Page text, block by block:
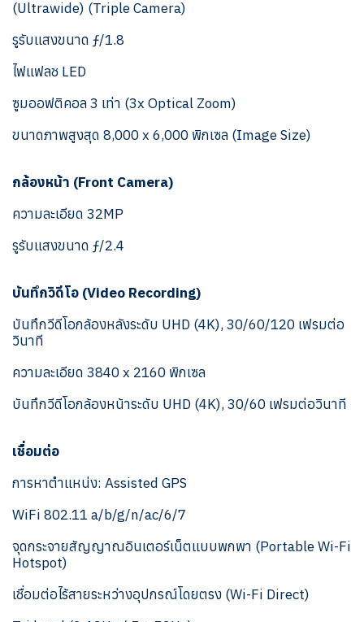
(Ultrawide) (Triple Camera)
รูรับแสงขนาด ƒ/1.8
ไฟแฟลช LED
ซูมออฟติคอล 3 เท่า (3x Optical Zoom)
ขนาดภาพสูงสุด 8,000 x 6,000 พิกเซล (Image Size)
กล้องหน้า (Front Camera)
ความละเอียด 32MP
รูรับแสงขนาด ƒ/2.4
บันทึกวิดีโอ (Video Recording)
บันทึกวีดีโอกล้องหลังระดับ UHD (4K), 30/60/120 เฟรมต่อ
วินาที
ความละเอียด 3840 x 2160 พิกเซล
บันทึกวีดีโอกล้องหน้าระดับ UHD (4K), 30/60 เฟรมต่อวินาที
เชื่อมต่อ
การหาตำแหน่ง: Assisted GPS
WiFi 802.11 a/b/g/n/ac/6/7
จุดกระจายสัญญาณอินเตอร์เน็ตแบบพกพา (Portable Wi-Fi
Hotspot)
เชื่อมต่อไร้สายระหว่างอุปกรณ์โดยตรง (Wi-Fi Direct)